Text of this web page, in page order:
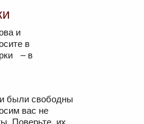
и
в
– в
были свободны
вас не